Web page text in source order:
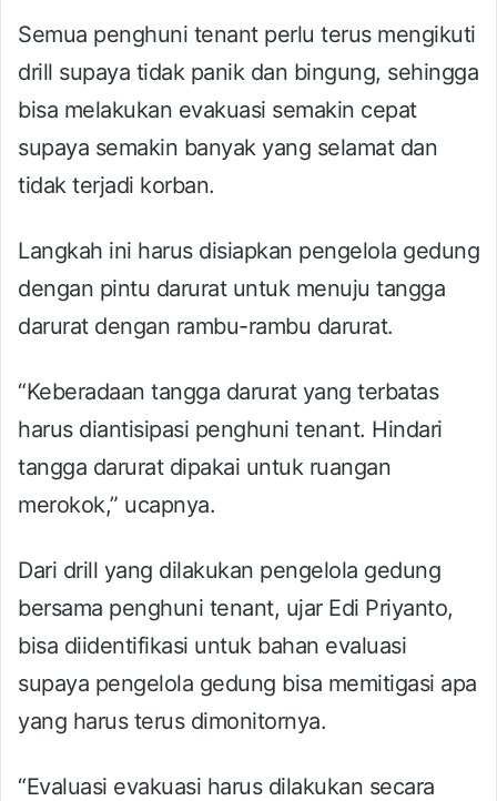
Semua penghuni tenant perlu terus mengikuti
drill supaya tidak panik dan bingung, sehingga
bisa melakukan evakuasi semakin cepat
supaya semakin banyak yang selamat dan
tidak terjadi korban.
Langkah ini harus disiapkan pengelola gedung
dengan pintu darurat untuk menuju tangga
darurat dengan rambu-rambu darurat.
“Keberadaan tangga darurat yang terbatas
harus diantisipasi penghuni tenant. Hindari
tangga darurat dipakai untuk ruangan
merokok,” ucapnya.
Dari drill yang dilakukan pengelola gedung
bersama penghuni tenant, ujar Edi Priyanto,
bisa diidentifikasi untuk bahan evaluasi
supaya pengelola gedung bisa memitigasi apa
yang harus terus dimonitornya.
“Evaluasi evakuasi harus dilakukan secara